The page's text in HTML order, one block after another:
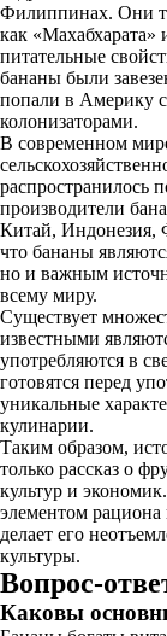
Филиппинах. Они
как «Махабхарата»
питательные
бананы были
попали в Америку
колонизаторами.
В современном
распространилось
производители
Китай, Индонезия,
что бананы
но и важным
всему миру.
Существует
известными
употребляются в
готовятся перед
уникальные
кулинарии.
Таким образом,
только рассказ о
культур и
элементом
делает его
культуры.
Вопрос-
Каковы